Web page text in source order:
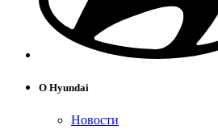
О Hyundai
Новости